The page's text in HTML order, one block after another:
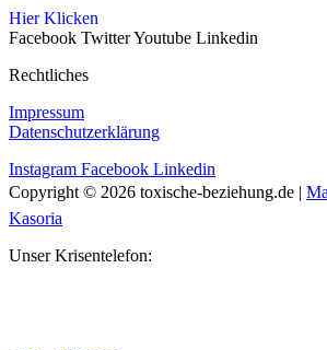
Hier Klicken
Facebook TwitterYoutube Linkedin
Rechtliches
Impressum
Datenschutzerklärung
Instagram Facebook Linkedin
Copyright © 2026 toxische-beziehung.de |
Kasoria
Unser Krisentelefon: